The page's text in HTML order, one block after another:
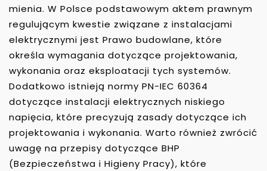
mienia. W Polsce podstawowym aktem prawnym
regulującym kwestie związane z instalacjami
elektrycznymi jest Prawo budowlane, które
określa wymagania dotyczące projektowania,
wykonania oraz eksploatacji tych systemów.
Dodatkowo istnieją normy PN-IEC 60364
dotyczące instalacji elektrycznych niskiego
napięcia, które precyzują zasady dotyczące ich
projektowania i wykonania. Warto również zwrócić
uwagę na przepisy dotyczące BHP
(Bezpieczeństwa i Higieny Pracy), które